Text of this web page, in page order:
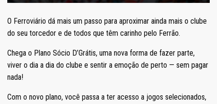
O Ferroviário dá mais um passo para aproximar ainda mais o clube
do seu torcedor e de todos que têm carinho pelo Ferrão.
Chega o Plano Sócio D’Grátis, uma nova forma de fazer parte,
viver o dia a dia do clube e sentir a emoção de perto — sem pagar
nada!
Com o novo plano, você passa a ter acesso a jogos selecionados,